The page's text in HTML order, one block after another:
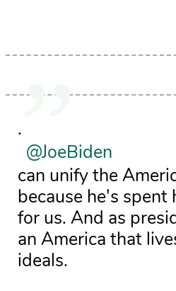
.
@JoeBiden
can unify the
because he's
for us. And as
an America that
ideals.